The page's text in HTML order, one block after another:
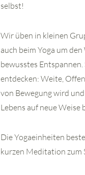
selbst!
Wir üben in kleinen
auch beim Yoga um
bewusstes
entdecken: Weite,
von Bewegung wird
Lebens auf neue Weise
Die Yogaeinheiten
kurzen Meditation zum